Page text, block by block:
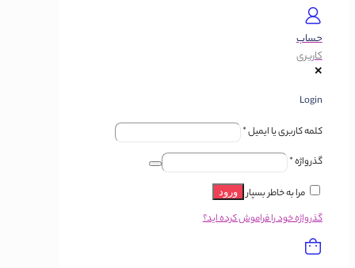
حساب
کاربری
Login
کلمه کاربری یا ایمیل*
گذرواژه*
مرا به خاطر بسپار
ورود
گذرواژه خود را فراموش کرده اید؟